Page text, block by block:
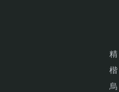
精
楷
烏